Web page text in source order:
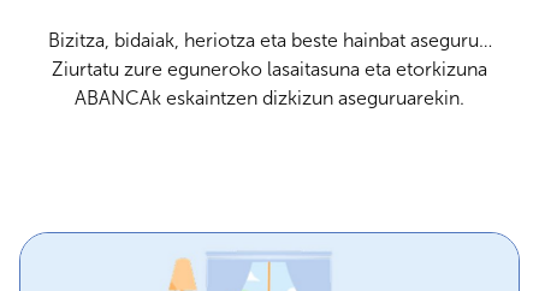
Bizitza, bidaiak, heriotza eta beste hainbat aseguru…
Ziurtatu zure eguneroko lasaitasuna eta etorkizuna
ABANCAk eskaintzen dizkizun aseguruarekin.